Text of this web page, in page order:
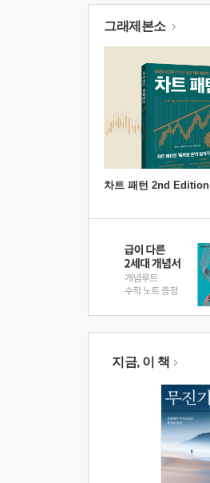
그래제본소
차트 패턴 2nd Edition
지금, 이 책